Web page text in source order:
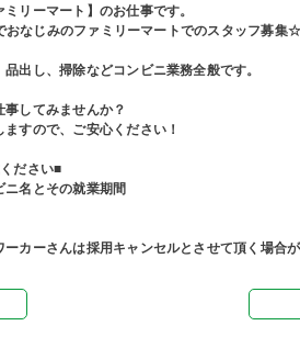
リーマート】のお仕事です。
なじみのファミリーマートでのスタッフ募集
出し、掃除などコンビニ業務全般です。
事してみませんか？
すので、ご安心ください！
ださい■
ニ名とその就業期間
カーさんは採用キャンセルとさせて頂く場合